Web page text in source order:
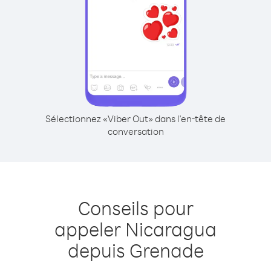
Sélectionnez «Viber Out» dans l'en-tête de
conversation
Conseils pour
appeler Nicaragua
depuis Grenade